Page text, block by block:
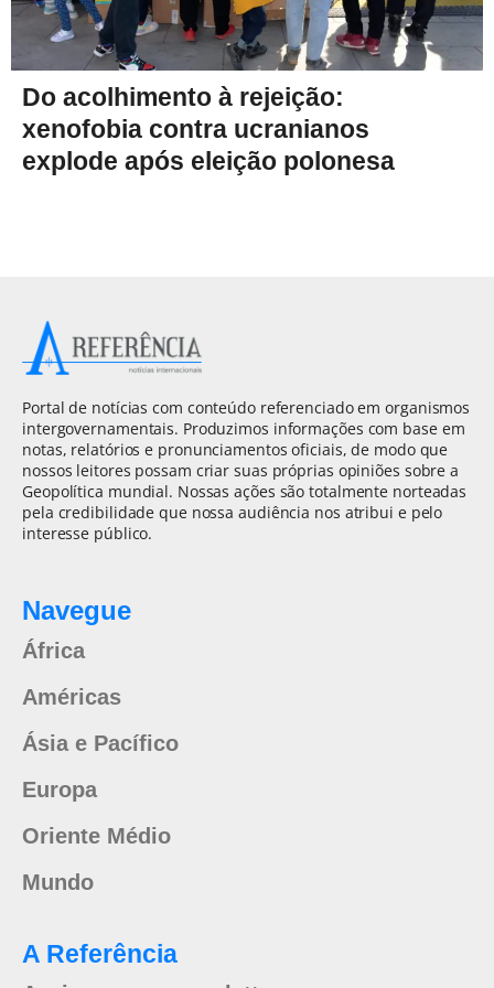
Do acolhimento à rejeição:
xenofobia contra ucranianos
explode após eleição polonesa
Portal de notícias com conteúdo referenciado em organismos
intergovernamentais. Produzimos informações com base em
notas, relatórios e pronunciamentos oficiais, de modo que
nossos leitores possam criar suas próprias opiniões sobre a
Geopolítica mundial. Nossas ações são totalmente norteadas
pela credibilidade que nossa audiência nos atribui e pelo
interesse público.
Navegue
África
Américas
Ásia e Pacífico
Europa
Oriente Médio
Mundo
A Referência